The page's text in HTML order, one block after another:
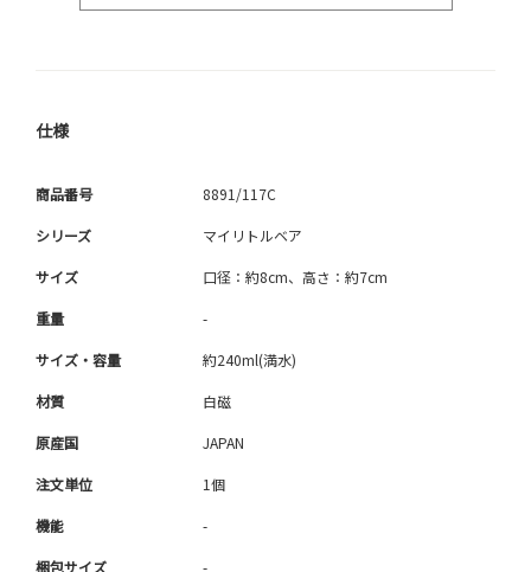
仕様
商品番号 8891/117C
シリーズ マイリトルベア
サイズ 口径：約8cm、高さ：約7cm
重量 -
サイズ・容量 約240ml(満水)
材質 白磁
原産国 JAPAN
注文単位 1個
機能 -
梱包サイズ -